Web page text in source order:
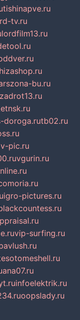
tishinapve.ru
tv.ru
lordfilm13.ru
bu.ru
doroga.rutb02.ru
pic.ru
vgurin.ru
igro-pictures.ru
vip-surfing.ru
infoelektrik.ru
oopslady.ru